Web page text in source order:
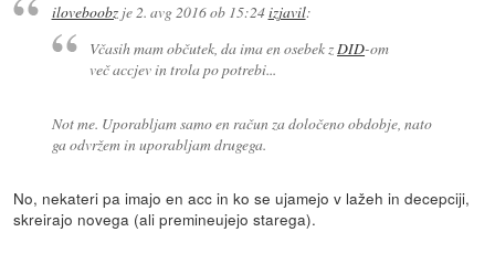
iloveboobzje2. avg 2016 ob 15:24izjavil:
Včasih mam občutek, da ima en osebek z DID-om
več accjev in trola po potrebi...
Not me. Uporabljam samo en račun za določeno obdobje, nato
ga odvržem in uporabljam drugega.
No, nekateri pa imajo en acc in ko se ujamejo v lažeh in decepciji,
skreirajo novega (ali premineujejo starega).